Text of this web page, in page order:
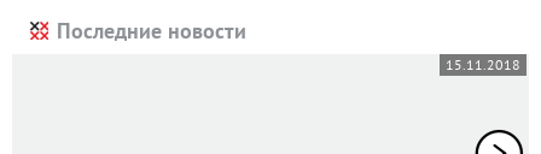
Последние новости
15.11.2018